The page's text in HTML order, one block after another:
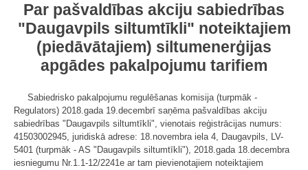
Par pašvaldības akciju sabiedrības
"Daugavpils siltumtīkli" noteiktajiem
(piedāvātajiem) siltumenerģijas
apgādes pakalpojumu tarifiem
Sabiedrisko pakalpojumu regulēšanas komisija (turpmāk -
Regulators) 2018.gada 19.decembrī saņēma pašvaldības akciju
sabiedrības "Daugavpils siltumtīkli", vienotais reģistrācijas numurs:
41503002945, juridiskā adrese: 18.novembra iela 4, Daugavpils, LV-
5401 (turpmāk - AS "Daugavpils siltumtīkli"), 2018.gada 18.decembra
iesniegumu Nr.1.1-12/2241e ar tam pievienotajiem noteiktajiem